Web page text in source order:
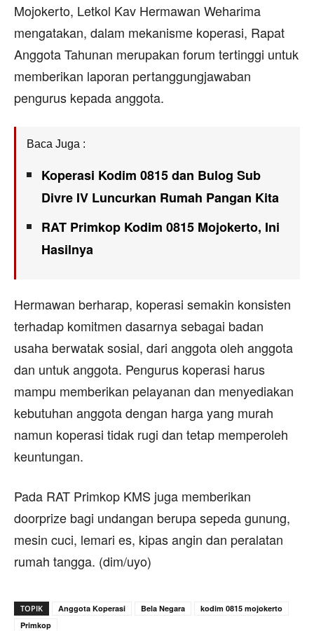
Mojokerto, Letkol Kav Hermawan Weharima
mengatakan, dalam mekanisme koperasi, Rapat
Anggota Tahunan merupakan forum tertinggi untuk
memberikan laporan pertanggungjawaban
pengurus kepada anggota.
Baca Juga :
Koperasi Kodim 0815 dan Bulog Sub
Divre IV Luncurkan Rumah Pangan Kita
RAT Primkop Kodim 0815 Mojokerto, Ini
Hasilnya
Hermawan berharap, koperasi semakin konsisten
terhadap komitmen dasarnya sebagai badan
usaha berwatak sosial, dari anggota oleh anggota
dan untuk anggota. Pengurus koperasi harus
mampu memberikan pelayanan dan menyediakan
kebutuhan anggota dengan harga yang murah
namun koperasi tidak rugi dan tetap memperoleh
keuntungan.
Pada RAT Primkop KMS juga memberikan
doorprize bagi undangan berupa sepeda gunung,
mesin cuci, lemari es, kipas angin dan peralatan
rumah tangga. (dim/uyo)
TOPIK Anggota Koperasi Bela Negara
kodim 0815 mojokerto
Primkop